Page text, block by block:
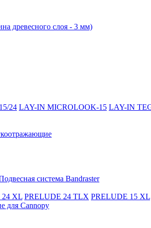
древесного слоя - 3 мм)
24 LAY-IN MICROLOOK-15 LAY-IN
система Bandraster
24 XL PRELUDE 24 TLX PRELUDE 15 XL
для Cannopy